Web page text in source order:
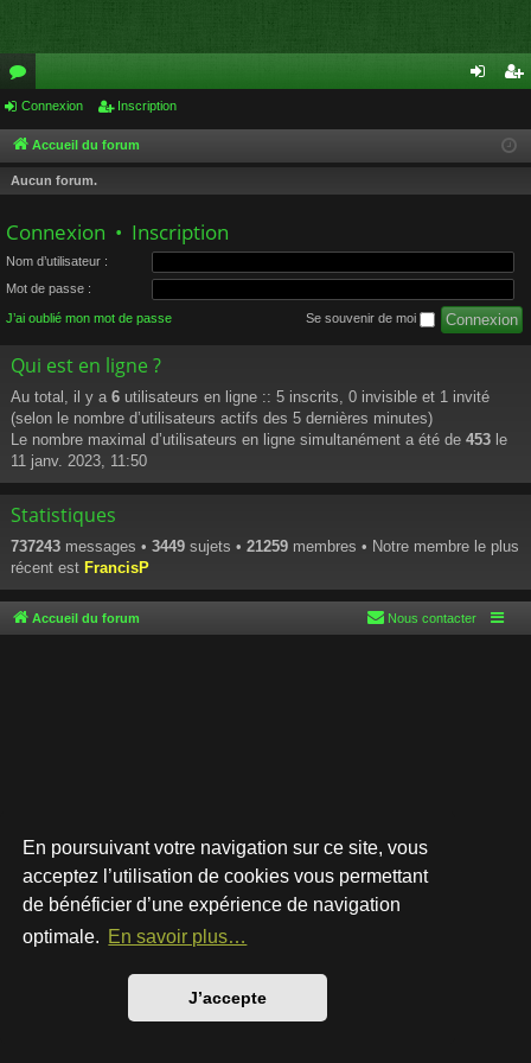
En poursuivant votre navigation sur ce site, vous
acceptez l’utilisation de cookies vous permettant
de bénéficier d’une expérience de navigation
optimale. En savoir plus…
J’accepte
or
u
m
cri
Connexion Inscription
Accueil du forum
Aucun forum.
Connexion • Inscription
Nom d’utilisateur :
Mot de passe :
J’ai oublié mon mot de passe Se souvenir de moi
Qui est en ligne ?
Au total, il y a 6 utilisateurs en ligne :: 5 inscrits, 0 invisible et 1 invité
(selon le nombre d’utilisateurs actifs des 5 dernières minutes)
Le nombre maximal d’utilisateurs en ligne simultanément a été de 453 le
11 janv. 2023, 11:50
Statistiques
737243 messages • 3449 sujets • 21259 membres • Notre membre le plus
récent est FrancisP
Accueil du forum Nous contacter
Développé parphpBB® Forum Software © phpBB Limited
Style par
Traduction française officielle